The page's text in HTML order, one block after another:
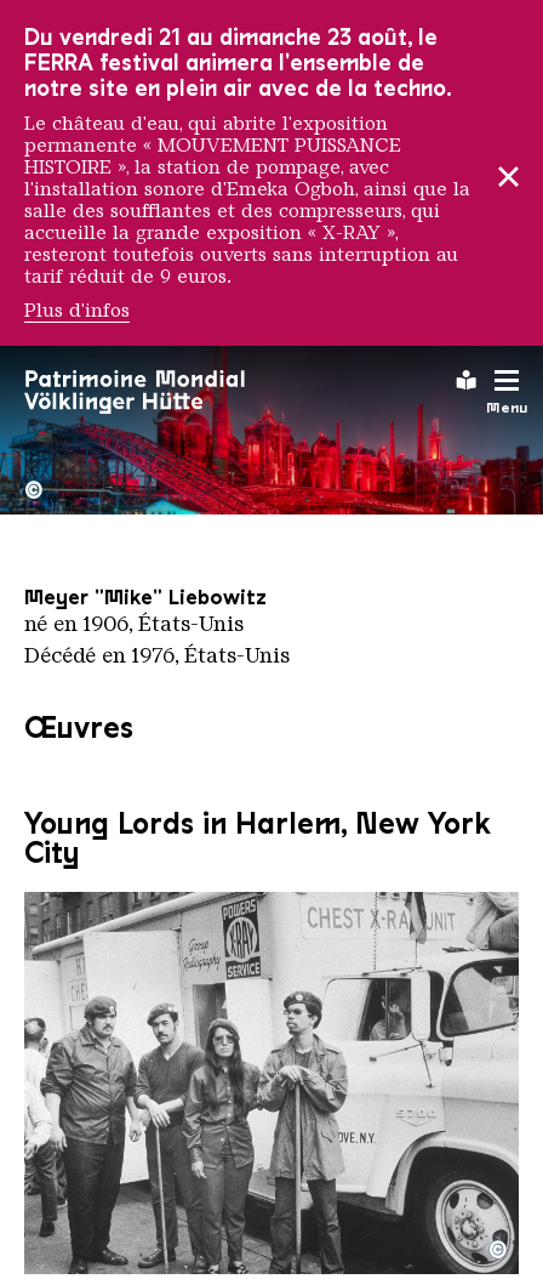
Menu
Meyer "Mike"
La Völklinger Hütte
Copyright:
©
Meyer "Mike" Liebowitz
né en 1906, États-Unis
Décédé en 1976, États-Unis
Œuvres
Young Lords in Harlem, New York
City
Meyer Liebowitz
Copyright: © New York Times Co. / Getty Images
©
Du vendredi 21 au dimanche 23 août, le
FERRA festival animera l'ensemble de
notre site en plein air avec de la techno.
Le château d'eau, qui abrite l'exposition
permanente « MOUVEMENT PUISSANCE
HISTOIRE », la station de pompage, avec
l'installation sonore d'Emeka Ogboh, ainsi que la
salle des soufflantes et des compresseurs, qui
accueille la grande exposition « X-RAY »,
resteront toutefois ouverts sans interruption au
tarif réduit de 9 euros.
Plus d'infos